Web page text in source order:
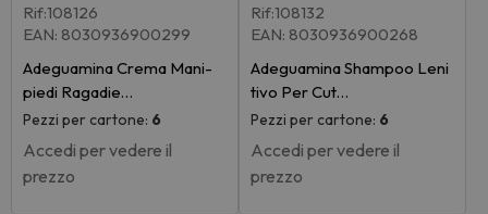
Rif:108126
EAN: 8030936900299
Adeguamina Crema Mani-
piedi Ragadie…
Pezzi per cartone: 6
Accedi per vedere il
prezzo
Rif:108132
EAN: 8030936900268
Adeguamina Shampoo Leni
tivo Per Cut…
Pezzi per cartone: 6
Accedi per vedere il
prezzo